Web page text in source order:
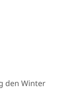
den Winter